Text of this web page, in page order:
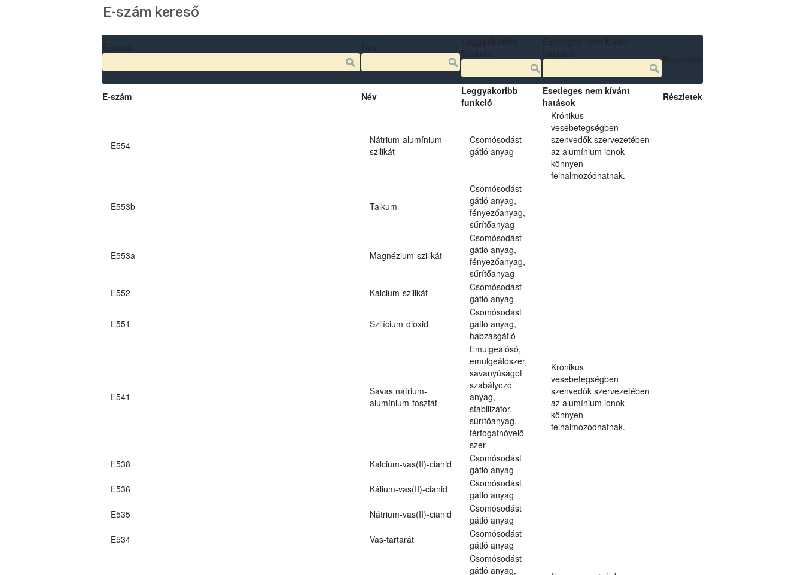
E-szám kereső
E-szám Név
Leggyakoribb
funkció
Esetleges nem kívánt
hatások
Részletek
E554
Nátrium-alumínium-
szilikát
Csomósodást
gátló anyag
Krónikus
vesebetegségben
szenvedők szervezetében
az alumínium ionok
könnyen
felhalmozódhatnak.
E553b Talkum
Csomósodást
gátló anyag,
fényezőanyag,
sűrítőanyag
E553a Magnézium-szilikát
Csomósodást
gátló anyag,
fényezőanyag,
sűrítőanyag
E552
Kalcium-szilikát
Csomósodást
gátló anyag
E551 Szilícium-dioxid
Csomósodást
gátló anyag,
habzásgátló
E541
Savas nátrium-
alumínium-foszfát
Emulgeálósó,
emulgeálószer,
savanyúságot
szabályozó
anyag,
stabilizátor,
sűrítőanyag,
térfogatnövelő
szer
Krónikus
vesebetegségben
szenvedők szervezetében
az alumínium ionok
könnyen
felhalmozódhatnak.
E538 Kalcium-vas(II)-cianid
Csomósodást
gátló anyag
E536
Kálium-vas(II)-cianid
Csomósodást
gátló anyag
E535
Nátrium-vas(II)-cianid
Csomósodást
gátló anyag
E534
Vas-tartarát
Csomósodást
gátló anyag
Csomósodást
gátló anyag,